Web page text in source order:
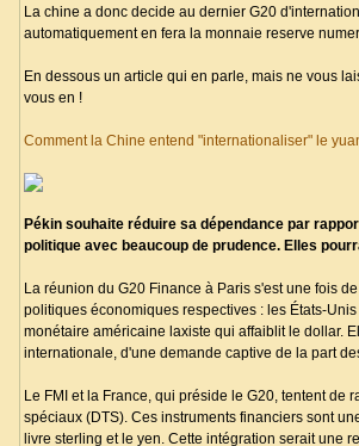
La chine a donc decide au dernier G20
automatiquement en fera la monnaie reserve
En dessous un article qui en parle, mais ne vous
vous en !
Comment la Chine entend "internationaliser" le
Pékin souhaite réduire sa dépendance par
politique avec beaucoup de prudence. Elles
La réunion du G20 Finance à Paris s'est une fois
politiques économiques respectives : les États-
monétaire américaine laxiste qui affaiblit le dollar.
internationale, d'une demande captive de la part
Le FMI et la France, qui préside le G20, tentent
spéciaux (DTS). Ces instruments financiers sont
livre sterling et le yen. Cette intégration serait une